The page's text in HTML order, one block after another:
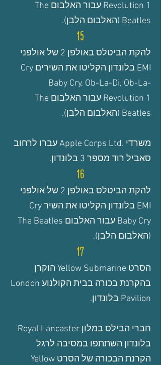
Revolution 1
עבור האלבום The
Beatles (האלבום הלבן).
15
להקת הביטלסבאולפן 2
של אולפני
EMI בלונדון הקליטו את השירים Cry
Baby Cry, Ob-La-Di, Ob-La-
Revolution 1
עבור האלבום The
Beatles (האלבום הלבן).
משרדי .Apple Corps Ltd עברו לרחוב
סאביל רוד מספר 3 בלונדון.
16
להקת הביטלסבאולפן 2
של אולפני
EMI בלונדון הקליטו את השיר
Cry
Baby Cry
עבור האלבום The Beatles
(האלבום הלבן).
17
הסרט Yellow Submarine הוקרן
בהקרנת בכורה בבית הקולנוע London
Pavilion בלונדון.
חברי הבילס במלון Royal Lancaster
בלונדון השתתפו במסיבה לרגל
הקרנת הבכורה של הסרט Yellow